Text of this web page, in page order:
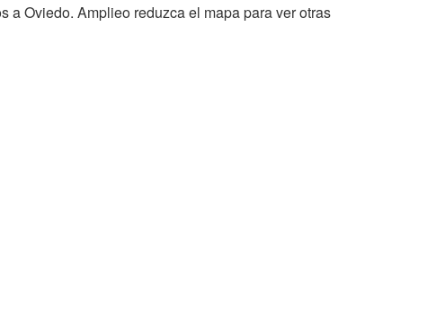
a Oviedo. Amplieo reduzca el mapa para ver otras